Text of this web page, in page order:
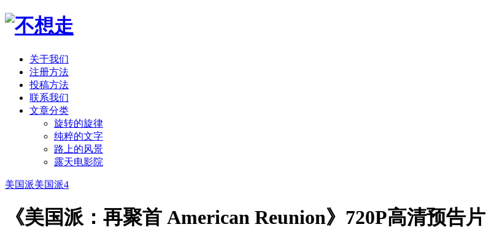
关于我们
注册方法
投稿方法
联系我们
文章分类
旋转的旋律
纯粹的文字
路上的风景
露天电影院
美国派美国派4
《美国派：再聚首 American Reunion》720P高清预告片